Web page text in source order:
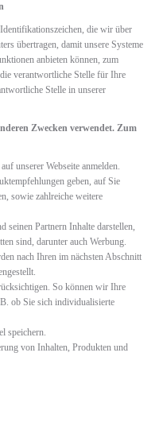
die wir über
übertragen, damit unsere Systeme
anbieten können, zum
verantwortliche Stelle für Ihre
Stelle in unserer
Zwecken verwendet. Zum
unserer Webseite anmelden.
geben, auf Sie
sowie zahlreiche weitere
seinen Partnern Inhalte darstellen,
sind, darunter auch Werbung.
nach Ihren im nächsten Abschnitt
So können wir Ihre
ob Sie sich individualisierte
speichern.
von Inhalten, Produkten und